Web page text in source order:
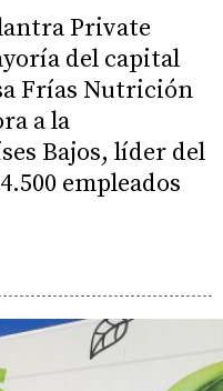
Private
del capital
Frías Nutrición
a la
Bajos, líder del
empleados